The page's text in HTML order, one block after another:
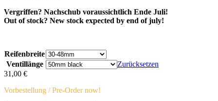
Vergriffen? Nachschub voraussichtlich Ende Juli!
Out of stock? New stock expected by end of july!
Reifenbreite
Ventillänge
Zurücksetzen
31,00 €
Vorbestellung / Pre-Order now!